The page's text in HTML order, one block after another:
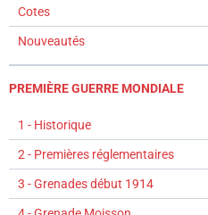
Cotes
Nouveautés
PREMIÈRE GUERRE MONDIALE
1 - Historique
2 - Premières réglementaires
3 - Grenades début 1914